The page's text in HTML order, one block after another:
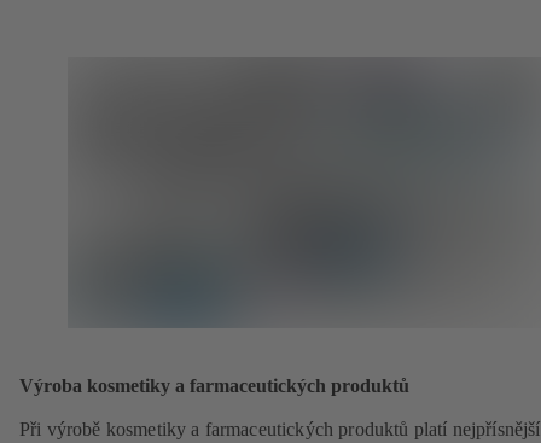
Výroba kosmetiky a farmaceutických produktů
Při výrobě kosmetiky a farmaceutických produktů platí nejpřísnější